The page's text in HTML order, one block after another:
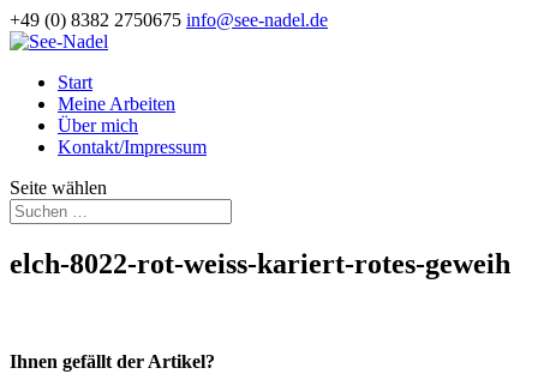
+49 (0) 8382 2750675 info@see-nadel.de
Start
Meine Arbeiten
Über mich
Kontakt/Impressum
Seite wählen
elch-8022-rot-weiss-kariert-rotes-geweih
Ihnen gefällt der Artikel?